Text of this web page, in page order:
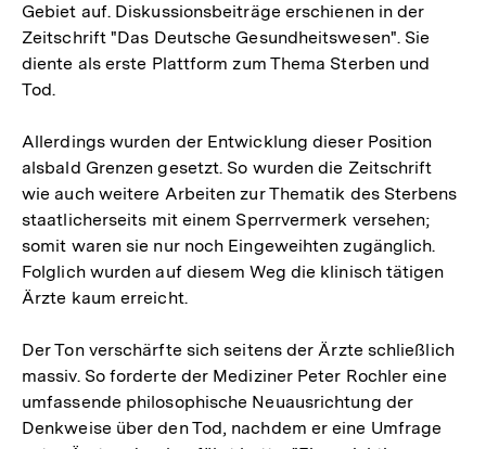
Gebiet auf. Diskussionsbeiträge erschienen in der
Zeitschrift "Das Deutsche Gesundheitswesen". Sie
diente als erste Plattform zum Thema Sterben und
Tod.
Allerdings wurden der Entwicklung dieser Position
alsbald Grenzen gesetzt. So wurden die Zeitschrift
wie auch weitere Arbeiten zur Thematik des Sterbens
staatlicherseits mit einem Sperrvermerk versehen;
somit waren sie nur noch Eingeweihten zugänglich.
Folglich wurden auf diesem Weg die klinisch tätigen
Ärzte kaum erreicht.
Der Ton verschärfte sich seitens der Ärzte schließlich
massiv. So forderte der Mediziner Peter Rochler eine
umfassende philosophische Neuausrichtung der
Denkweise über den Tod, nachdem er eine Umfrage